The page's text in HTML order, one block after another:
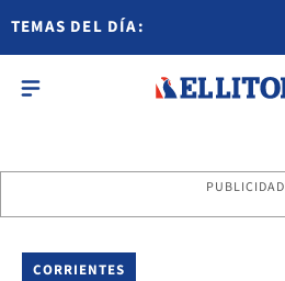
TEMAS DEL DÍA:
PUBLICIDAD
CORRIENTES